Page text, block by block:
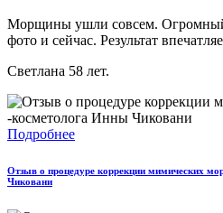
Морщины ушли совсем.
фото и сейчас. Результат
Светлана 58 лет.
Подробнее
Отзыв о процедуре коррекции мимических
Чиковани